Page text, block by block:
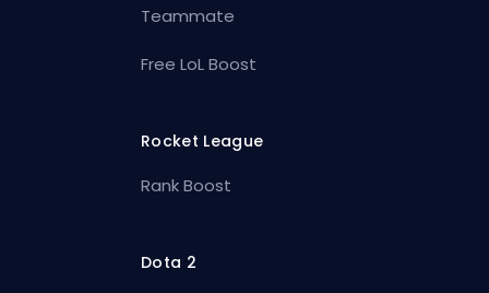
Teammate
Free LoL Boost
Rocket League
Rank Boost
Dota 2